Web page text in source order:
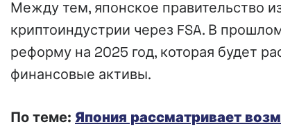
Между тем, японское правительство
криптоиндустрии через FSA. В
реформу на 2025 год, которая будет
финансовые активы.
По теме: Япония рассматривает